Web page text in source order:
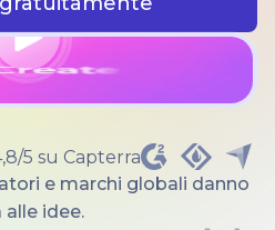
5 su Capterra
e marchi globali danno
alle idee.